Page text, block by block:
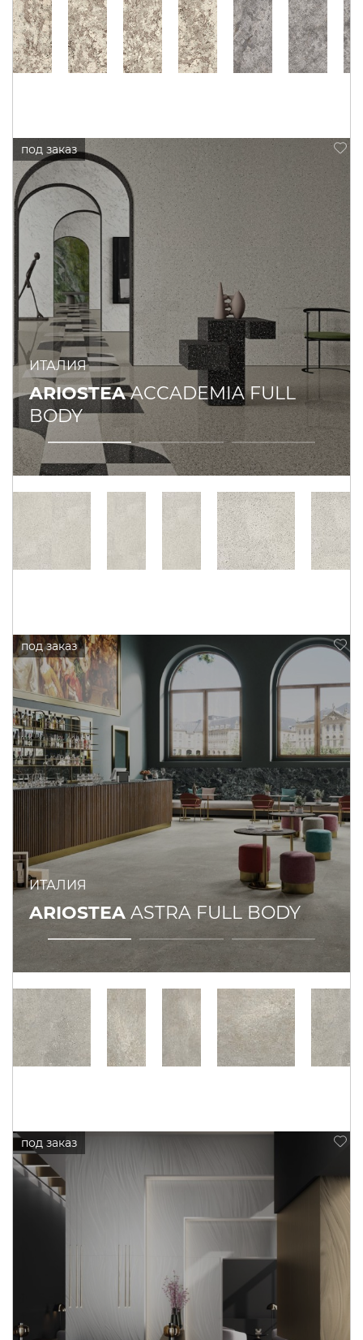
ИТАЛИЯ
ARIOSTEAACCADEMIA FULL
BODY
ИТАЛИЯ
ARIOSTEA ASTRA FULL BODY